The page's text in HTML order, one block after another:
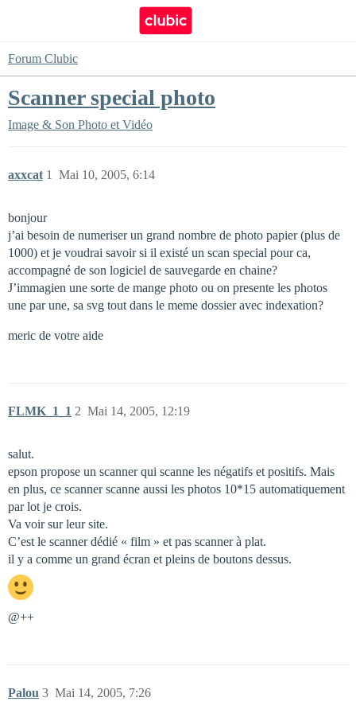
Forum Clubic
Scanner special photo
Image & Son Photo et Vidéo
axxcat Mai 10, 2005, 6:14
1
bonjour
j’ai besoin de numeriser un grand nombre de photo papier (plus de
1000) et je voudrai savoir si il existé un scan special pour ca,
accompagné de son logiciel de sauvegarde en chaine?
J’immagien une sorte de mange photo ou on presente les photos
une par une, sa svg tout dans le meme dossier avec indexation?
meric de votre aide
FLMK_1_1 Mai 14, 2005, 12:19
2
salut.
epson propose un scanner qui scanne les négatifs et positifs. Mais
en plus, ce scanner scanne aussi les photos 10*15 automatiquement
par lot je crois.
Va voir sur leur site.
C’est le scanner dédié « film » et pas scanner à plat.
il y a comme un grand écran et pleins de boutons dessus.
@++
Palou Mai 14, 2005, 7:26
3